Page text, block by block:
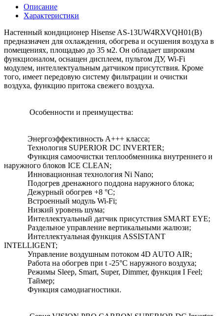
Описание
Характеристики
Настенный кондиционер Hisense AS-13UW4RXVQH01(B)
предназначен для охлаждения, обогрева и осушения воздуха в
помещениях, площадью до 35 м2. Он обладает широким
функционалом, оснащен дисплеем, пультом ДУ, Wi-Fi
модулем, интеллектуальным датчиком присутствия. Кроме
того, имеет передовую систему фильтрации и очистки
воздуха, функцию притока свежего воздуха.
Особенности и преимущества:
Энергоэффективность А+++ класса;
Технология SUPERIOR DC INVERTER;
Функция самоочистки теплообменника внутреннего и
наружного блоков ICE CLEAN;
Инновационная технология Ni Nano;
Подогрев дренажного поддона наружного блока;
Дежурный обогрев +8 °С;
Встроенный модуль Wi-Fi;
Низкий уровень шума;
Интеллектуальный датчик присутствия SMART EYE;
Раздельное управление вертикальными жалюзи;
Интеллектуальная функция ASSISTANT
INTELLIGENT;
Управление воздушным потоком 4D AUTO AIR;
Работа на обогрев при t -25°С наружного воздуха;
Режимы Sleep, Smart, Super, Dimmer, функция I Feel;
Таймер;
Функция самодиагностики.